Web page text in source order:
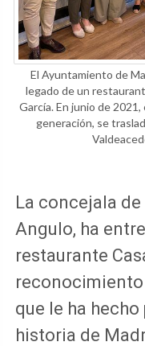
El Ayuntamiento de
legado de un
García. En junio de
generación, se
La concejala de
Angulo, ha
restaurante
reconocimiento
que le ha
historia de